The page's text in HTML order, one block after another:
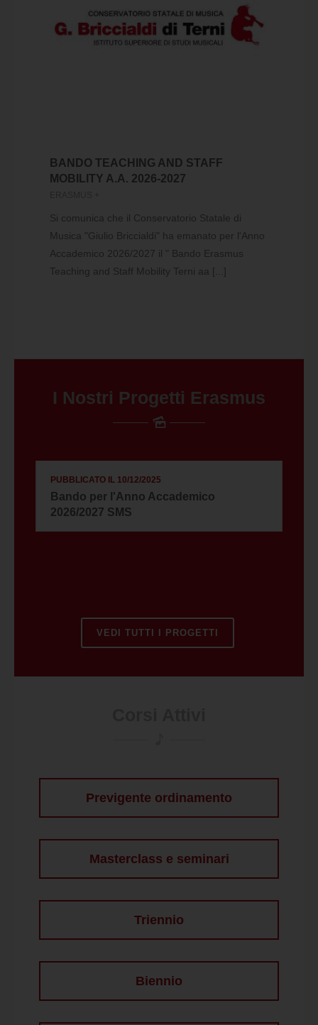
BANDO TEACHING AND STAFF
MOBILITY A.A. 2026-2027
Si comunica che il Conservatorio Statale di
Musica "Giulio Briccialdi" ha emanato per l'Anno
Accademico 2026/2027 il " Bando Erasmus
Teaching and Staff Mobility Terni aa [...]
I Nostri Progetti Erasmus
PUBBLICATO IL 10/12/2025
Bando per l'Anno Accademico
2026/2027 SMS
VEDI TUTTI I PROGETTI
Previgente ordinamento
Masterclass e seminari
Triennio
Biennio